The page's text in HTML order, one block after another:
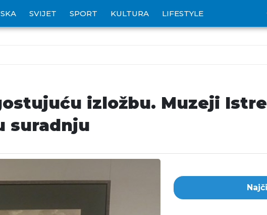
SVIJET SPORT KULTURA LIFESTYLE
izložbu. Muzeji
suradnju